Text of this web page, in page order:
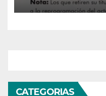
CATEGORIAS